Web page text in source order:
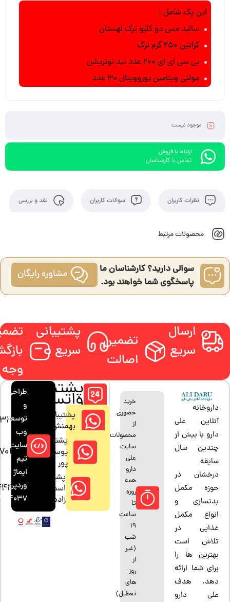
این پک شامل :
سالید مس دو کلیو ترک لهستان
کراتین 250 گرم ترک
بی سی ای ای 200 عدد نید نوتریشن
مولتی ویتامین یوروویتال 30 عدد
موجود نیست
ارتباط با فروش
تماس با کارشناسان
نظرات کاربران سوالات کاربران نقد و بررسی
محصولات مرتبط
سوالی دارید؟ کارشناسان ما
پاسخگوی شما خواهند بود.
مشاوره رایگان
ارسال
سریع
تضمین
اصالت
پشتیبانی
سریع
وجه
داروخانه
آنلاین علی
دارو با بیش از
چندین سال
سابقه
درخشان در
حوزه مکمل
بدنسازی و
انواع مکمل
غذایی در
تلاش است
بهترین ها را
برای شما ارائه
دهد. هدف
علی دارو
خرید
حضوری
از
محصولات
سایت
علی
دارو
همه
روزه
تا
ساعت
19
شب
(غیر
از
روز
های
تعطیل)
پشتیبانی
واتساپ
پشتیبان:
بهمنش
پشتیبان:
یوسف
پور
پشتیبان:
اسمعیل
زاده
طراحی
و
توسعه
وب
سایت:
تیم
ایماژ
وردپرس